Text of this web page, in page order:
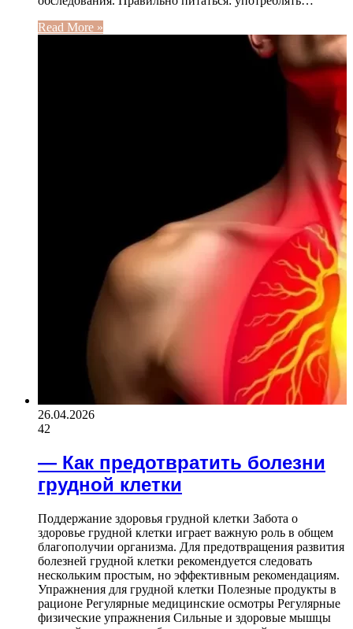
Read More »
26.04.2026
42
— Как предотвратить болезни
грудной клетки
Поддержание здоровья грудной клетки Забота о
здоровье грудной клетки играет важную роль в общем
благополучии организма. Для предотвращения развития
болезней грудной клетки рекомендуется следовать
нескольким простым, но эффективным рекомендациям.
Упражнения для грудной клетки Полезные продукты в
рационе Регулярные медицинские осмотры Регулярные
физические упражнения Сильные и здоровые мышцы